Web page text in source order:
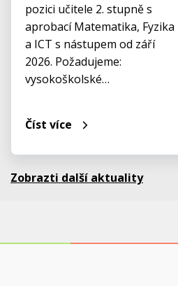
pozici učitele 2. stupně s
aprobací Matematika, Fyzika
a ICT s nástupem od září
2026. Požadujeme:
vysokoškolské…
Číst více
Zobrazti další aktuality